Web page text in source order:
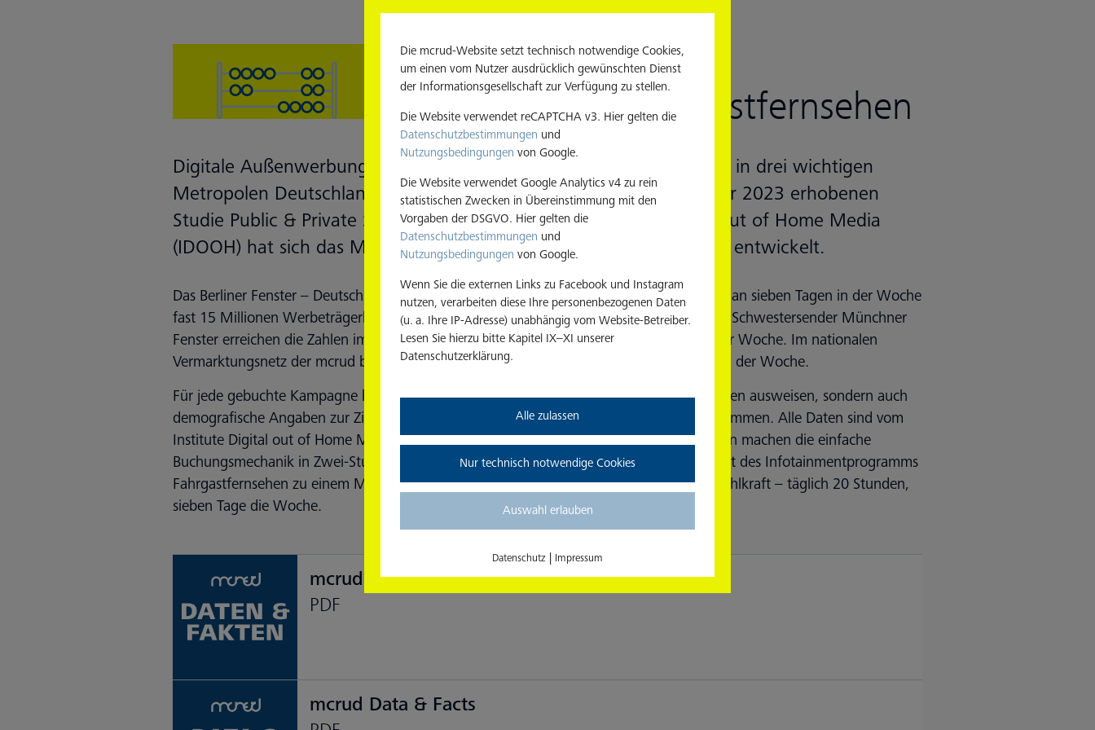
Mediadaten
Zähltag beim Fahrgastfernsehen
Digitale Außenwerbung boomt – und mit ihr das Fahrgastfernsehen in drei wichtigen
Metropolen Deutschlands – Berlin, München und Stuttgart. Laut der 2023 erhobenen
Studie Public & Private Screens des unabhängigen Institute Digital out of Home Media
(IDOOH) hat sich das Medium zu einem echten Reichweitenwunder entwickelt.
Das Berliner Fenster – Deutschlands reichweitenstärkstes Fahrgastfernsehen – produziert an sieben Tagen in der Woche
fast 15 Millionen Werbeträgerkontakte in der Berliner Bevölkerung (über 14 Jahre). Beim Schwestersender Münchner
Fenster erreichen die Zahlen im Jahr 2026 fast acht Millionen Werbeträgerkontakte in der Woche. Im nationalen
Vermarktungsnetz der mcrud betragen die Werbeträgerkontakte brutto 34,2 Millionen in der Woche.
Für jede gebuchte Kampagne kann das Fahrgastfernsehen nicht nur die Brutto-Reichweiten ausweisen, sondern auch
demografische Angaben zur Zielgruppe, etwa Alter, Geschlecht und Haushaltsnettoeinkommen. Alle Daten sind vom
Institute Digital out of Home Media (IDOOH)zertifiziert. Neben den enormen Reichweiten machen die einfache
Buchungsmechanik in Zwei-Stunden-Slots (z. B. von 8–10 Uhr) und die exzellente Qualität des Infotainmentprogramms
Fahrgastfernsehen zu einem Medium mit einer im wörtlichen Sinne einzigartigen Ausstrahlkraft – täglich 20 Stunden,
sieben Tage die Woche.
mcrud Daten & Fakten
PDF
mcrud Data & Facts
Die mcrud-Website setzt technisch notwendige Cookies,
um einen vom Nutzer ausdrücklich gewünschten Dienst
der Informationsgesellschaft zur Verfügung zu stellen.
Die Website verwendet reCAPTCHA v3. Hier gelten die
Datenschutzbestimmungen und
Nutzungsbedingungen von Google.
Die Website verwendet Google Analytics v4 zu rein
statistischen Zwecken in Übereinstimmung mit den
Vorgaben der DSGVO. Hier gelten die
Datenschutzbestimmungen und
Nutzungsbedingungen von Google.
Wenn Sie die externen Links zu Facebook und Instagram
nutzen, verarbeiten diese Ihre personenbezogenen Daten
(u. a. Ihre IP-Adresse) unabhängig vom Website-Betreiber.
Lesen Sie hierzu bitte Kapitel IX–XI unserer
Datenschutzerklärung.
Alle zulassen
Nur technisch notwendige Cookies
Auswahl erlauben
Datenschutz | Impressum